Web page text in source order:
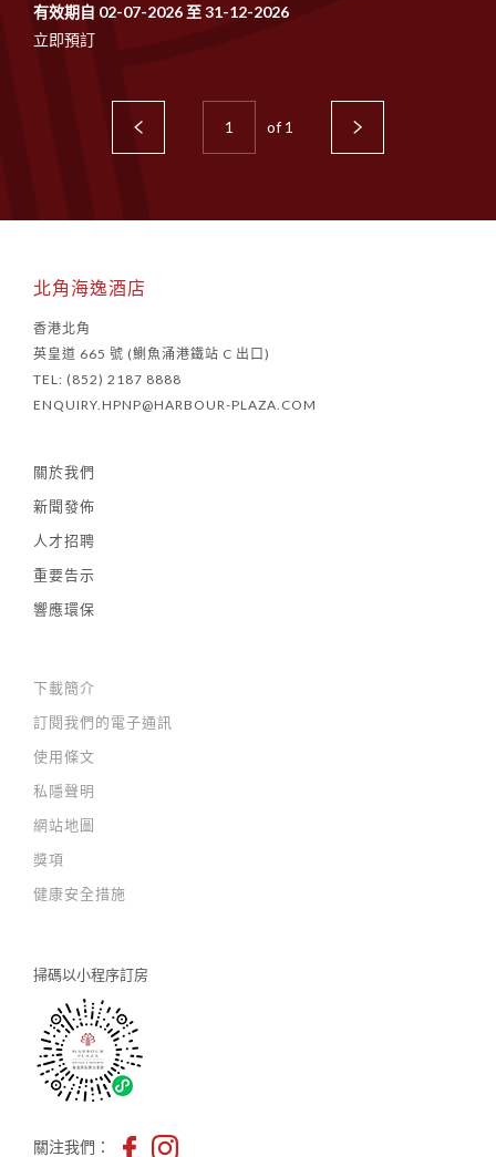
有效期自 02-07-2026 至 31-12-2026
立即預訂
of 1
北角海逸酒店
香港北角
英皇道 665 號 (鰂魚涌港鐵站 C 出口)
TEL: (852) 2187 8888
ENQUIRY.HPNP@HARBOUR-PLAZA.COM
關於我們
新聞發佈
人才招聘
重要告示
響應環保
下載簡介
訂閱我們的電子通訊
使用條文
私隱聲明
網站地圖
獎項
健康安全措施
掃碼以小程序訂房
關注我們：